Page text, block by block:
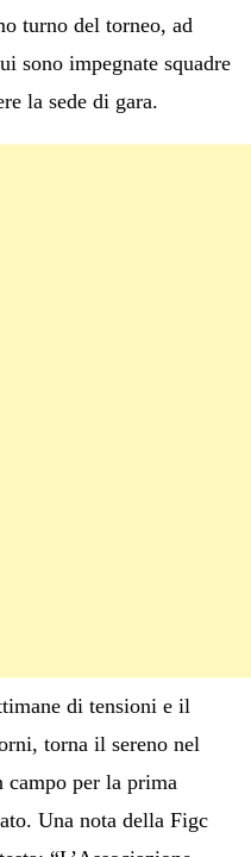
turno del torneo, ad
sono impegnate squadre
la sede di gara.
di tensioni e il
torna il sereno nel
campo per la prima
Una nota della Figc